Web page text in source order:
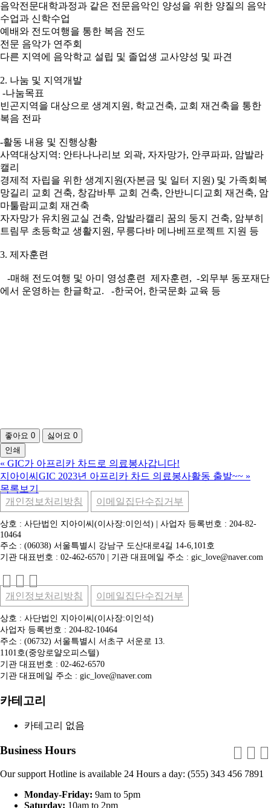
음악전문대학과정과 같은 전문음악인 양성을 위한 양질의 음악
수업과 신학수업
예배와 전도여행을 통한 복음 전도
전문 음악가 연주회
다른 지역에 음악학교 설립 및 졸업생 교사양성 및 파견
2. 나눔 및 지역개발
-나눔목표
빈곤지역을 대상으로 생계지원, 학교건축, 교회 재건축을 통한
복음 전파
-활동 내용 및 진행상황
사역대상지역: 안타나나리보 외곽, 자자망가, 안쿠파파, 암발라
캘리
경제적 자립을 위한 생계지원(자본금 및 일터 지원) 및 가족회복
망길리 교회 건축, 창감바투 교회 건축, 안반니디교회 재건축, 암
마툴람피교회 재건축
자자망가 유치원교실 건축, 암발라캘리 꿈의 둥지 건축, 암부히
트림무 초등학교 생활지원, 무릉다바 메나베프로젝트 지원 등
3. 제자훈련
-매해 전도여행 및 아미 영성훈련 제자훈련, -외무부 동포재단
에서 운영하는 한글학교. -한국어, 한국문화 교육 등
좋아요 0 싫어요 0
인쇄
« GIC가 아프리카 차드로 의료봉사갑니다!
지아이씨GIC 2023년 아프리카 차드 의료봉사활동 출발~~ »
목록보기
개인정보처리방침
이메일집단수집거부
상호 : 사단법인 지아이씨(이사장:이인석) | 사업자 등록번호 : 204-82-
10464
주소 : (06038) 서울특별시 강남구 도산대로4길 14-6,101호
기관 대표번호 : 02-462-6570 | 기관 대표메일 주소 : gic_love@naver.com
개인정보처리방침 이메일집단수집거부
상호 : 사단법인 지아이씨(이사장:이인석)
사업자 등록번호 : 204-82-10464
주소 : (06732) 서울특별시 서초구 서운로 13.
1101호(중앙로얄오피스텔)
기관 대표번호 : 02-462-6570
기관 대표메일 주소 : gic_love@naver.com
카테고리
카테고리 없음
Business Hours
Our support Hotline is available 24 Hours a day: (555) 343 456 7891
Monday-Friday: 9am to 5pm
Saturday: 10am to 2pm